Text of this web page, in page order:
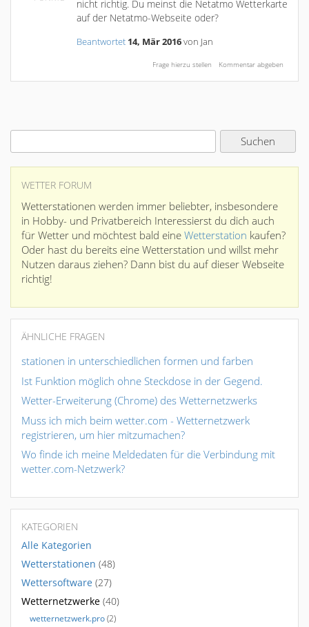
nicht richtig. Du meinst die Netatmo Wetterkarte
auf der Netatmo-Webseite oder?
Beantwortet 14, Mär 2016von Jan
WETTER FORUM
Wetterstationen werden immer beliebter, insbesondere
in Hobby- und Privatbereich Interessierst du dich auch
für Wetter und möchtest bald eine Wetterstation kaufen?
Oder hast du bereits eine Wetterstation und willst mehr
Nutzen daraus ziehen? Dann bist du auf dieser Webseite
richtig!
ÄHNLICHE FRAGEN
stationen in unterschiedlichen formen und farben
Ist Funktion möglich ohne Steckdose in der Gegend.
Wetter-Erweiterung (Chrome) des Wetternetzwerks
Muss ich mich beim wetter.com - Wetternetzwerk
registrieren, um hier mitzumachen?
Wo finde ich meine Meldedaten für die Verbindung mit
wetter.com-Netzwerk?
KATEGORIEN
Alle Kategorien
Wetterstationen (48)
Wettersoftware (27)
Wetternetzwerke (40)
wetternetzwerk.pro(2)